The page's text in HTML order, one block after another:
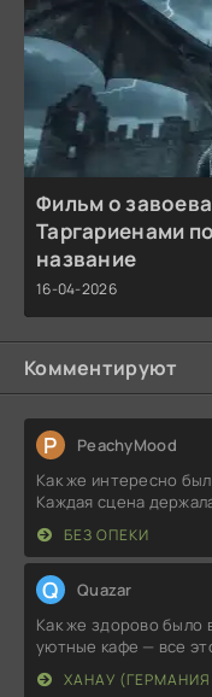
Фильм о
Таргариенами
название
16-04-2026
Комментируют
P PeachyMood
Как же интересно
Каждая сцена
БЕЗ ОПЕКИ
Q Quazar
Как же здорово было
уютные кафе — все
ХАНАУ